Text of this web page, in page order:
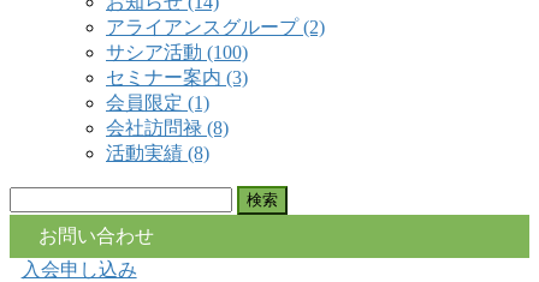
アライアンスグループ (2)
サシア活動 (100)
セミナー案内 (3)
会員限定 (1)
会社訪問禄 (8)
活動実績 (8)
索:
お問い合わせ
入会申し込み